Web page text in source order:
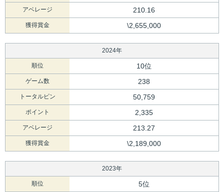
アベレージ 210.16
獲得賞金 \2,655,000
2024年
順位 10位
ゲーム数 238
トータルピン 50,759
ポイント 2,335
アベレージ 213.27
獲得賞金 \2,189,000
2023年
順位 5位